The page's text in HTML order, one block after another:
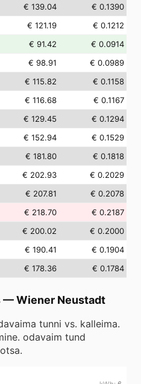
€ 139.04
€ 0.1390
€ 121.19
€ 0.1212
€ 91.42
€ 0.0914
€ 98.91
€ 0.0989
€ 115.82
€ 0.1158
€ 116.68
€ 0.1167
€ 129.45
€ 0.1294
€ 152.94
€ 0.1529
€ 181.80
€ 0.1818
€ 202.93
€ 0.2029
€ 207.81
€ 0.2078
€ 218.70
€ 0.2187
€ 200.02
€ 0.2000
€ 190.41
€ 0.1904
€ 178.36 € 0.1784
—Wiener Neustadt
tunni vs. kalleima.
odavaim tund